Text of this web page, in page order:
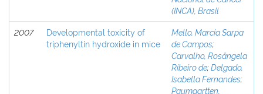
(INCA), Brasil
2007
Developmental toxicity of
triphenyltin hydroxide in mice
Mello, Marcia Sarpa
de Campos;
Carvalho, Rosângela
Ribeiro de;Delgado,
Isabella Fernandes;
Paumgartten,